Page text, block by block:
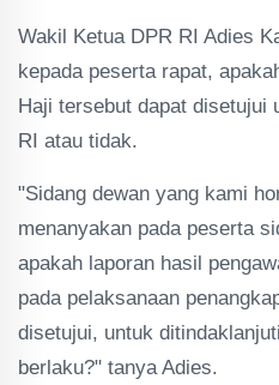
Wakil Ketua DPR RI Adies
kepada peserta rapat,
Haji tersebut dapat disetujui
RI atau tidak.
"Sidang dewan yang kami
menanyakan pada peserta
apakah laporan hasil
pada pelaksanaan
disetujui, untuk
berlaku?" tanya Adies.